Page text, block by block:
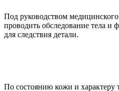
Под руководством медицинского
проводить обследование тела и
для следствия детали.
По состоянию кожи и характеру